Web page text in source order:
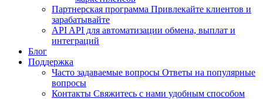
Партнерская программа Привлекайте клиентов и
зарабатывайте
API API для автоматизации обмена, выплат и
интеграций
Блог
Поддержка
Часто задаваемые вопросы Ответы на популярные
вопросы
Контакты Свяжитесь с нами удобным способом